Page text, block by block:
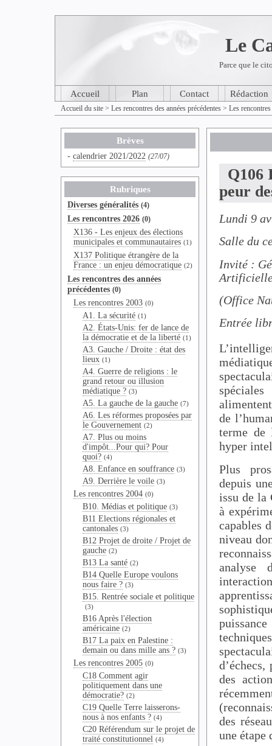
Le
Parce que le
Accueil Plan Contact Rédaction
Accueil du site > Les rencontres des années précédentes > Les
Brèves
- calendrier 2021/2022 (27/07)
Rubriques
Diverses généralités (4)
Les rencontres 2026 (0)
X136 - Les enjeux des élections
municipales et communautaires (1)
X137 Politique étrangère de la
France : un enjeu démocratique (2)
Les rencontres des années
précédentes (0)
Les rencontres 2003 (0)
A1. La sécurité (1)
A2. États-Unis: fer de lance de
la démocratie et de la liberté (1)
A3. Gauche / Droite : état des
lieux (1)
A4. Guerre de religions : le
grand retour ou illusion
médiatique ? (3)
A5. La gauche de la gauche (7)
A6. Les réformes proposées par
le Gouvernement (2)
A7. Plus ou moins
d'impôt...Pour qui? Pour
quoi? (4)
A8. Enfance en souffrance (3)
A9. Derrière le voile (3)
Les rencontres 2004 (0)
B10. Médias et politique (3)
B11 Elections régionales et
cantonales (3)
B12 Projet de droite / Projet de
gauche (2)
B13 La santé (2)
B14 Quelle Europe voulons
nous faire ? (3)
B15. Rentrée sociale et politique
(3)
B16 Après l'élection
américaine (2)
B17 La paix en Palestine :
demain ou dans mille ans ? (3)
Les rencontres 2005 (0)
C18 Comment agir
politiquement dans une
démocratie? (2)
C19 Quelle Terre laisserons-
nous à nos enfants ? (4)
C20 Référendum sur le projet de
traité constitutionnel (4)
Q106
peur
Lundi 9
Salle du
Invité :
Artificielle
(Office
Entrée
de
terme de
hyper
Plus
depuis
issu de la
à
capables
niveau
analyse
des
des
une étape